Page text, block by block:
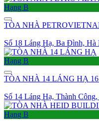
Hạng B
TÒA NHÀ
Số 18 Láng Hạ, Ba Đình, Hà
Hạng B
TÒA NHÀ 14 LÁNG HẠ
Số 14 Láng Hạ, Thành
Hạng B